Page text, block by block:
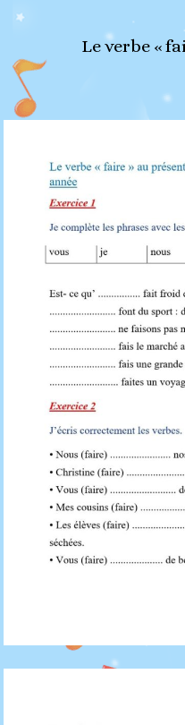
Le verbe «